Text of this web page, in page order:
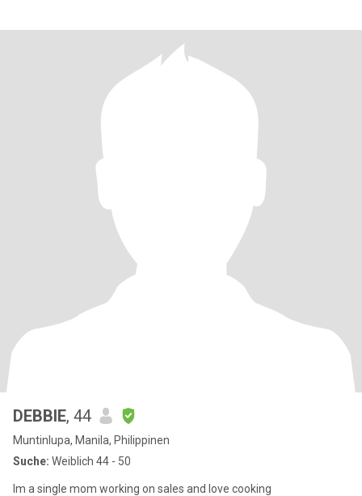
DEBBIE, 44
Muntinlupa, Manila, Philippinen
Suche: Weiblich 44 - 50
Im a single mom working on sales and love cooking